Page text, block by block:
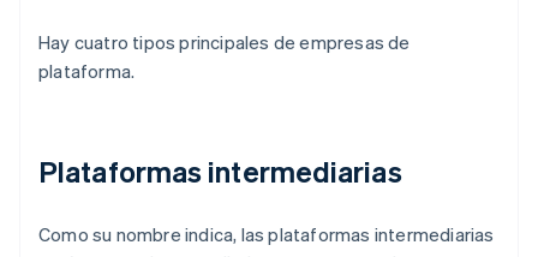
Hay cuatro tipos principales de empresas de
plataforma.
Plataformas intermediarias
Como su nombre indica, las plataformas intermediarias